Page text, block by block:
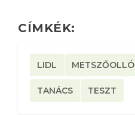
CÍMKÉK:
LIDL METSZŐOLLÓ
TANÁCS TESZT